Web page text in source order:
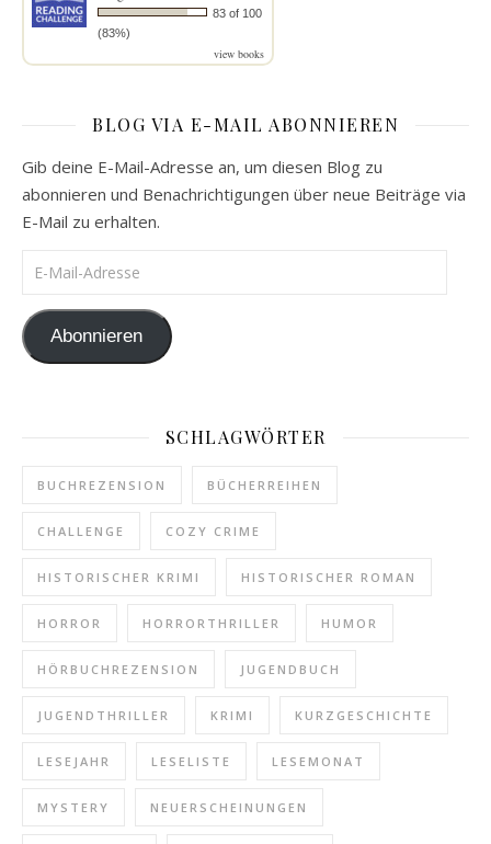
83 of 100
(83%)
view books
BLOG VIA E-MAIL ABONNIEREN
Gib deine E-Mail-Adresse an, um diesen Blog zu
abonnieren und Benachrichtigungen über neue Beiträge via
E-Mail zu erhalten.
E-Mail-Adresse
Abonnieren
SCHLAGWÖRTER
BUCHREZENSION BÜCHERREIHEN
CHALLENGE COZY CRIME
HISTORISCHER KRIMI HISTORISCHER ROMAN
HORROR HORRORTHRILLER HUMOR
HÖRBUCHREZENSION JUGENDBUCH
JUGENDTHRILLER KRIMI KURZGESCHICHTE
LESEJAHR LESELISTE LESEMONAT
MYSTERY NEUERSCHEINUNGEN